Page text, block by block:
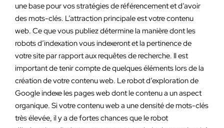
une base pour vos stratégies de référencement et d’avoir
des mots-clés. L’attraction principale est votre contenu
web. Ce que vous publiez détermine la manière dont les
robots d’indexation vous indexeront et la pertinence de
votre site par rapport aux requêtes de recherche. Il est
important de tenir compte de quelques éléments lors de la
création de votre contenu web. Le robot d’exploration de
Google indexe les pages web dont le contenu a un aspect
organique. Si votre contenu web a une densité de mots-clés
très élevée, il y a de fortes chances que le robot